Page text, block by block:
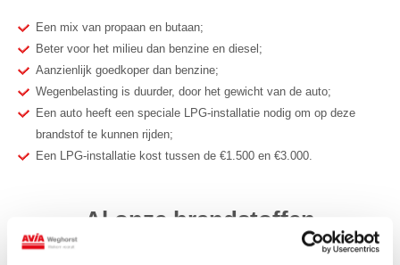
Een mix van propaan en butaan;
Beter voor het milieu dan benzine en diesel;
Aanzienlijk goedkoper dan benzine;
Wegenbelasting is duurder, door het gewicht van de auto;
Een auto heeft een speciale LPG-installatie nodig om op deze
brandstof te kunnen rijden;
Een LPG-installatie kost tussen de €1.500 en €3.000.
Al onze brandstoffen